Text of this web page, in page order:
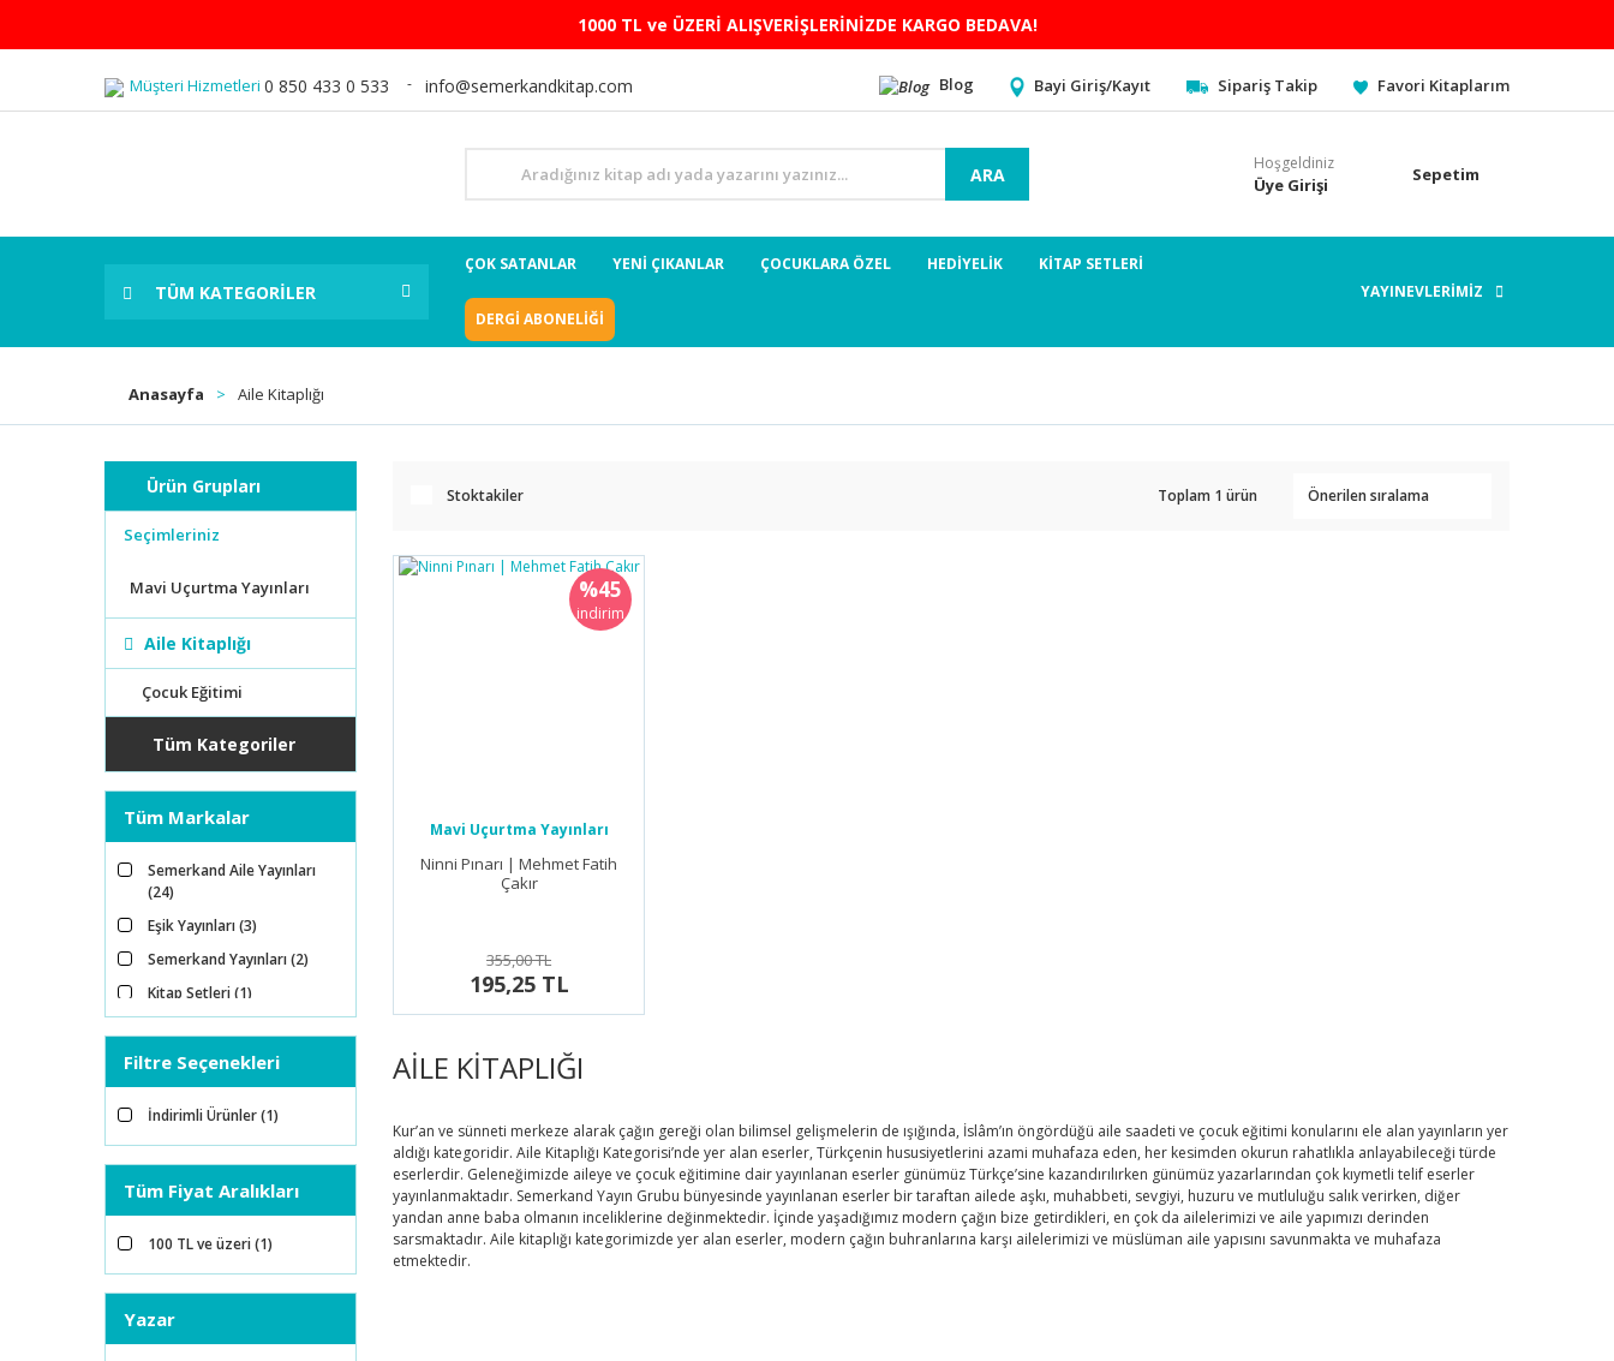
1000 TL ve ÜZERİ ALIŞVERİŞLERİNİZDE KARGO BEDAVA!
Müşteri Hizmetleri 0 850 433 0 533 info@semerkandkitap.com Blog Bayi Giriş/Kayıt Sipariş Takip Favori Kitaplarım
ARA
Hoşgeldiniz
Üye Girişi Sepetim
TÜM KATEGORİLER
ÇOK SATANLAR YENİ ÇIKANLAR ÇOCUKLARA ÖZEL HEDİYELİK KİTAP SETLERİ
DERGİ ABONELİĞİ
YAYINEVLERİMİZ
Anasayfa Aile Kitaplığı
Ürün Grupları
Seçimleriniz
Mavi Uçurtma Yayınları
Aile Kitaplığı
Çocuk Eğitimi
Tüm Kategoriler
Tüm Markalar
Semerkand Aile Yayınları
(24)
Eşik Yayınları (3)
Semerkand Yayınları (2)
Kitap Setleri (1)
Filtre Seçenekleri
İndirimli Ürünler (1)
Tüm Fiyat Aralıkları
100 TL ve üzeri (1)
Yazar
Stoktakiler Toplam 1 ürün
%45
indirim
Mavi Uçurtma Yayınları
Ninni Pınarı | Mehmet Fatih
Çakır
355,00 TL
195,25 TL
AİLE KİTAPLIĞI
Kur’an ve sünneti merkeze alarak çağın gereği olan bilimsel gelişmelerin de ışığında, İslâm’ın öngördüğü aile saadeti ve çocuk eğitimi konularını ele alan yayınların yer
aldığı kategoridir. Aile Kitaplığı Kategorisi’nde yer alan eserler, Türkçenin hususiyetlerini azami muhafaza eden, her kesimden okurun rahatlıkla anlayabileceği türde
eserlerdir. Geleneğimizde aileye ve çocuk eğitimine dair yayınlanan eserler günümüz Türkçe’sine kazandırılırken günümüz yazarlarından çok kıymetli telif eserler
yayınlanmaktadır. Semerkand Yayın Grubu bünyesinde yayınlanan eserler bir taraftan ailede aşkı, muhabbeti, sevgiyi, huzuru ve mutluluğu salık verirken, diğer
yandan anne baba olmanın inceliklerine değinmektedir. İçinde yaşadığımız modern çağın bize getirdikleri, en çok da ailelerimizi ve aile yapımızı derinden
sarsmaktadır. Aile kitaplığı kategorimizde yer alan eserler, modern çağın buhranlarına karşı ailelerimizi ve müslüman aile yapısını savunmakta ve muhafaza
etmektedir.